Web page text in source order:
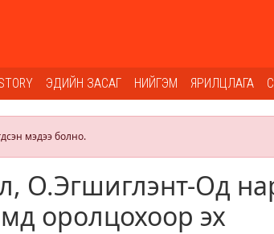
ЭДИЙН ЗАСАГ НИЙГЭМ ЯРИЛЦЛАГА
мэдээ болно.
О.Эгшиглэнт-Од
оролцохоор эх